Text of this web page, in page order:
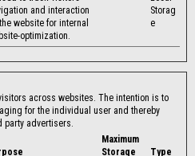
and interaction
website for internal
optimization.
Storag
e
across websites. The intention is to
for the individual user and thereby
party advertisers.
Maximum
Storage
Type